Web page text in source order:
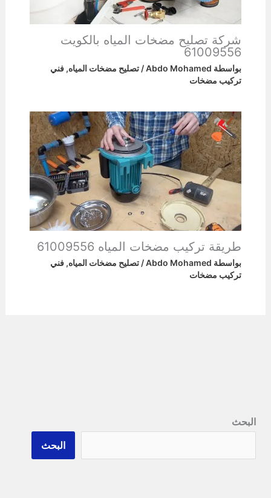
شركة تصليح مضخات المياه بالكويت
61009556
بواسطة Abdo Mohamed
/ تصليح مضخات المياه, فني
تركيب مضخات
طريقة تركيب مضخات المياه 61009556
بواسطة Abdo Mohamed
/تصليح مضخات المياه, فني
تركيب مضخات
البحث
البحث